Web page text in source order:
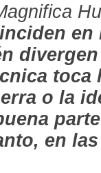
en
toca
o la
en